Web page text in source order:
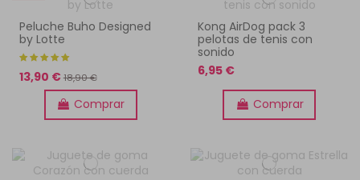
Peluche Buho Designed
by Lotte
13,90 €18,90 €
Comprar
Kong AirDog pack 3
pelotas de tenis con
sonido
6,95 €
Comprar